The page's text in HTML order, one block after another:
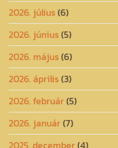
2026. július(6)
2026. június(5)
2026. május(6)
2026. április(3)
2026. február(5)
2026. január(7)
2025. december(4)